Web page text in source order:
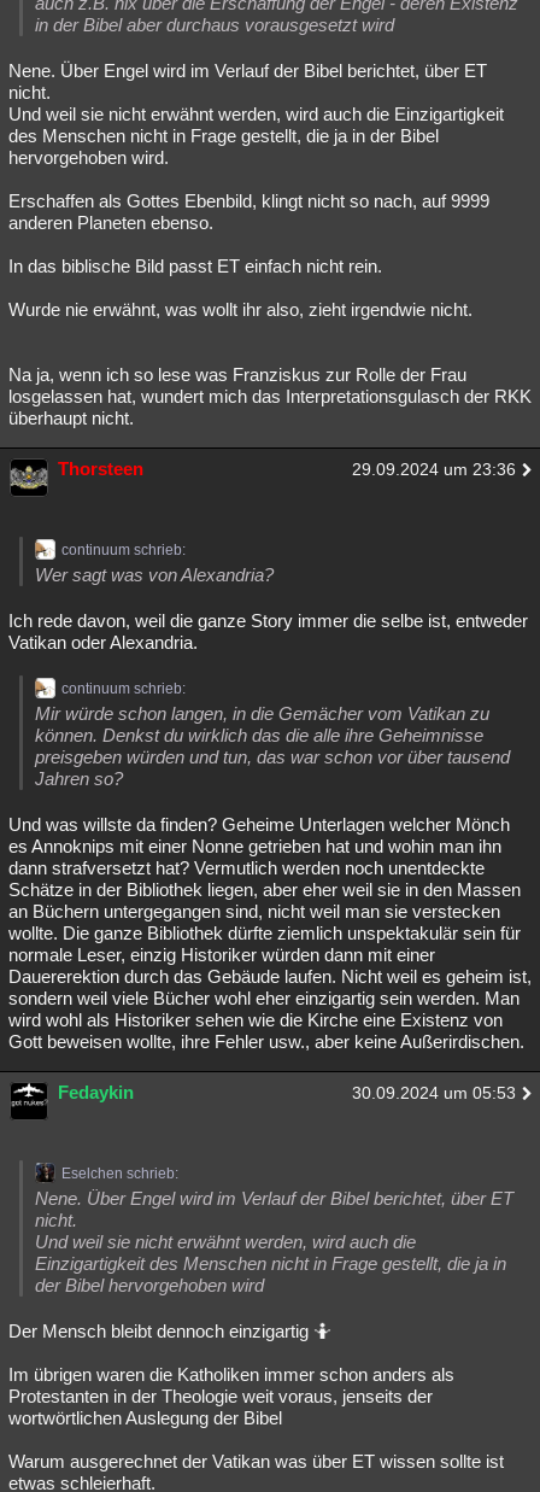
in der Bibel aber durchaus vorausgesetzt wird
Nene. Über Engel wird im Verlauf der Bibel berichtet, über ET
nicht.
Und weil sie nicht erwähnt werden, wird auch die Einzigartigkeit
des Menschen nicht in Frage gestellt, die ja in der Bibel
hervorgehoben wird.
Erschaffen als Gottes Ebenbild, klingt nicht so nach, auf 9999
anderen Planeten ebenso.
In das biblische Bild passt ET einfach nicht rein.
Wurde nie erwähnt, was wollt ihr also, zieht irgendwie nicht.
Na ja, wenn ich so lese was Franziskus zur Rolle der Frau
losgelassen hat, wundert mich das Interpretationsgulasch der RKK
überhaupt nicht.
Thorsteen 29.09.2024 um 23:36
continuum schrieb:
Wer sagt was von Alexandria?
Ich rede davon, weil die ganze Story immer die selbe ist, entweder
Vatikan oder Alexandria.
continuum schrieb:
Mir würde schon langen, in die Gemächer vom Vatikan zu
können. Denkst du wirklich das die alle ihre Geheimnisse
preisgeben würden und tun, das war schon vor über tausend
Jahren so?
Und was willste da finden? Geheime Unterlagen welcher Mönch
es Annoknips mit einer Nonne getrieben hat und wohin man ihn
dann strafversetzt hat? Vermutlich werden noch unentdeckte
Schätze in der Bibliothek liegen, aber eher weil sie in den Massen
an Büchern untergegangen sind, nicht weil man sie verstecken
wollte. Die ganze Bibliothek dürfte ziemlich unspektakulär sein für
normale Leser, einzig Historiker würden dann mit einer
Dauererektion durch das Gebäude laufen. Nicht weil es geheim ist,
sondern weil viele Bücher wohl eher einzigartig sein werden. Man
wird wohl als Historiker sehen wie die Kirche eine Existenz von
Gott beweisen wollte, ihre Fehler usw., aber keine Außerirdischen.
Fedaykin 30.09.2024 um 05:53
Eselchen schrieb:
Nene. Über Engel wird im Verlauf der Bibel berichtet, über ET
nicht.
Und weil sie nicht erwähnt werden, wird auch die
Einzigartigkeit des Menschen nicht in Frage gestellt, die ja in
der Bibel hervorgehoben wird
Der Mensch bleibt dennoch einzigartig 🤷
Im übrigen waren die Katholiken immer schon anders als
Protestanten in der Theologie weit voraus, jenseits der
wortwörtlichen Auslegung der Bibel
Warum ausgerechnet der Vatikan was über ET wissen sollte ist
etwas schleierhaft.